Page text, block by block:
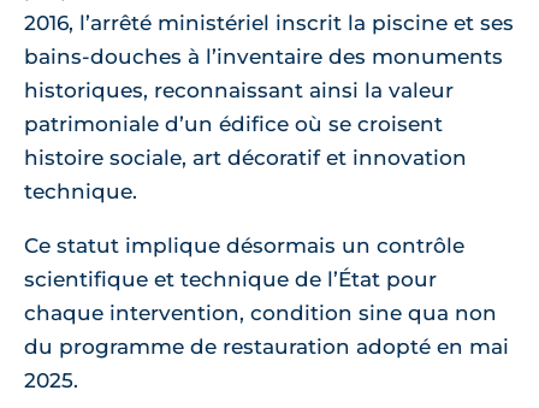
2016, l’arrêté ministériel inscrit la piscine et ses
bains-douches à l’inventaire des monuments
historiques, reconnaissant ainsi la valeur
patrimoniale d’un édifice où se croisent
histoire sociale, art décoratif et innovation
technique.
Ce statut implique désormais un contrôle
scientifique et technique de l’État pour
chaque intervention, condition sine qua non
du programme de restauration adopté en mai
2025.